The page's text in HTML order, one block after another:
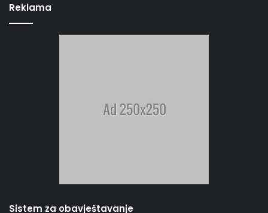
Reklama
Sistem za obavještavanje